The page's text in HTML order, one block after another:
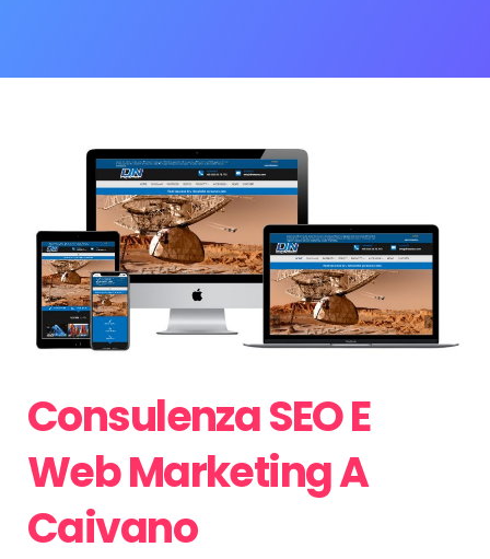
Consulenza SEO E
Web Marketing A
Caivano